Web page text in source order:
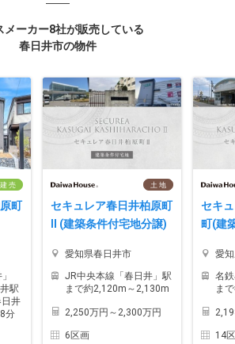
メーカー8社が販売している
春日井市の物件
建 売
町
駅
井
分
土 地
セキュレア春日井柏原町
II (建築条件付宅地分譲)
愛知県春日井市
JR中央本線「春日井」駅
まで約2,120m～2,130m
2,250万円～2,300万円
6区画
セキ
町(建
愛
名
ま
14